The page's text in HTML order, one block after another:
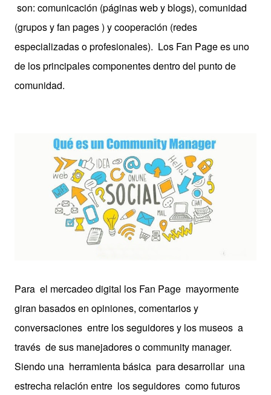
son: comunicación (páginas web y blogs), comunidad
(grupos y fan pages ) y cooperación (redes
especializadas o profesionales). Los Fan Page es uno
de los principales componentes dentro del punto de
comunidad.
Para el mercadeo digital los Fan Page mayormente
giran basados en opiniones, comentarios y
conversaciones entre los seguidores y los museos a
través de sus manejadores o community manager.
Siendo una herramienta básica para desarrollar una
estrecha relación entre los seguidores como futuros